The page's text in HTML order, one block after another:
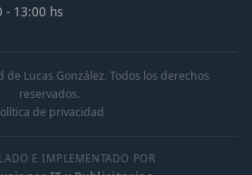
- 13:00 hs
Lucas González. Todos los derechos
reservados.
de privacidad
E IMPLEMENTADO POR